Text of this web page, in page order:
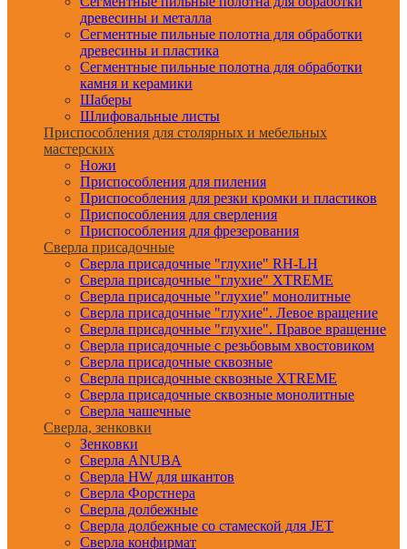
древесины и металла
Сегментные пильные полотна для обработки
древесины и пластика
Сегментные пильные полотна для обработки
камня и керамики
Шаберы
Шлифовальные листы
Приспособления для столярных и мебельных
мастерских
Ножи
Приспособления для пиления
Приспособления для резки кромки и пластиков
Приспособления для сверления
Приспособления для фрезерования
Сверла присадочные
Сверла присадочные "глухие" RH-LH
Сверла присадочные "глухие" XTREME
Сверла присадочные "глухие" монолитные
Сверла присадочные "глухие". Левое вращение
Сверла присадочные "глухие". Правое вращение
Сверла присадочные с резьбовым хвостовиком
Сверла присадочные сквозные
Сверла присадочные сквозные XTREME
Сверла присадочные сквозные монолитные
Сверла чашечные
Сверла, зенковки
Зенковки
Сверла ANUBA
Сверла HW для шкантов
Сверла Форстнера
Сверла долбежные
Сверла долбежные со стамеской для JET
Сверла конфирмат